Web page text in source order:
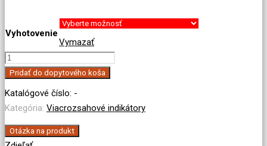
Vyhotovenie
Vymazať
množstvo
Indikátor
kV
Pridať do dopytového koša
Katalógové číslo: -
Kategória: Viacrozsahové indikátory
Otázka na produkt